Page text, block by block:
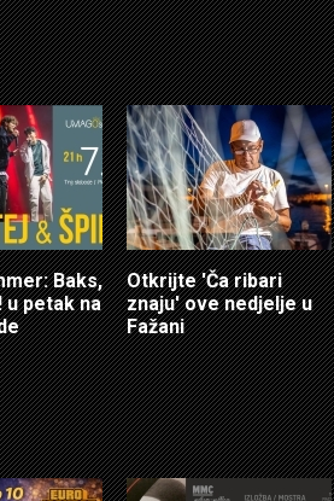
Baks,
u petak na
Otkrijte 'Ča ribari
znaju' ove nedjelje u
Fažani